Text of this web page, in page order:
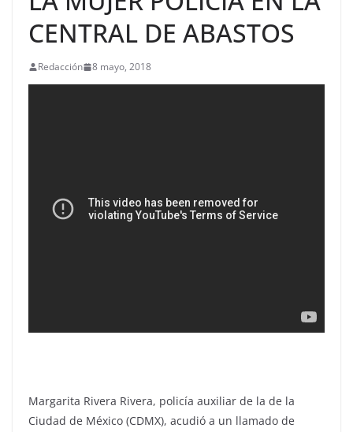
CENTRAL DE ABASTOS
Redacción 8 mayo, 2018
Margarita Rivera Rivera, policía auxiliar de la de la
Ciudad de México (CDMX), acudió a un llamado de